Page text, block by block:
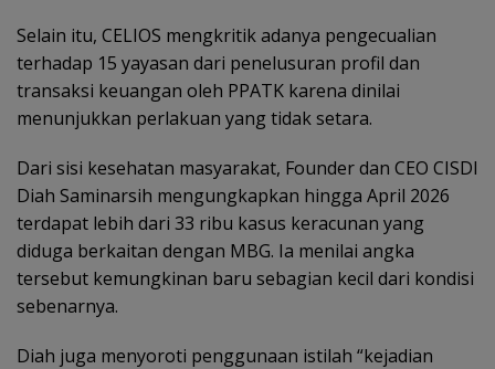
Selain itu, CELIOS mengkritik adanya pengecualian
terhadap 15 yayasan dari penelusuran profil dan
transaksi keuangan oleh PPATK karena dinilai
menunjukkan perlakuan yang tidak setara.
Dari sisi kesehatan masyarakat, Founder dan CEO CISDI
Diah Saminarsih mengungkapkan hingga April 2026
terdapat lebih dari 33 ribu kasus keracunan yang
diduga berkaitan dengan MBG. Ia menilai angka
tersebut kemungkinan baru sebagian kecil dari kondisi
sebenarnya.
Diah juga menyoroti penggunaan istilah “kejadian